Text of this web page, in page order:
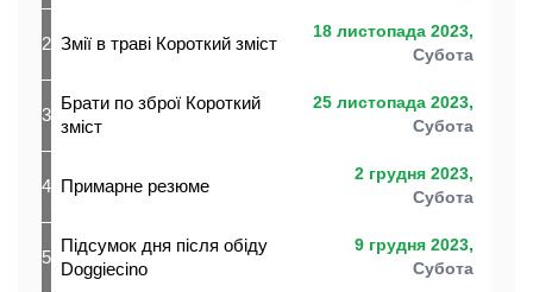
2 Змії в траві Короткий зміст
18 листопада 2023,
Субота
3
Брати по зброї Короткий
зміст
25 листопада 2023,
Субота
4 Примарне резюме
2 грудня 2023,
Субота
5
Підсумок дня після обіду
Doggiecino
9 грудня 2023,
Субота